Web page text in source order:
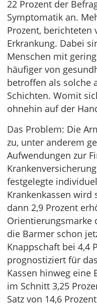
22 Prozent der
Symptomatik an.
Prozent, berichteten
Erkrankung. Dabei
Menschen mit
häufiger von
betroffen als solche
Schichten. Womit
ohnehin auf der
Das Problem: Die
zu, unter anderem
Aufwendungen zur
festgelegte
Krankenkassen wird
dann 2,9 Prozent
Orientierungsmarke
die Barmer schon
Knappschaft bei 4,4
prognostiziert für
Kassen hinweg eine
im Schnitt 3,25
Satz von 14,6